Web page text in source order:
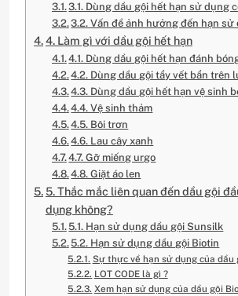
3.1. Dùng dầu gội hết hạn sử dụng
3.2. Vấn đề ảnh hưởng đến hạn sử
4. Làm gì với dầu gội hết hạn
4.1. Dùng dầu gội hết hạn đánh
4.2. Dùng dầu gội tẩy vết bẩn trên
4.3. Dùng dầu gội hết hạn vệ sinh
4.4. Vệ sinh thảm
4.5. Bôi trơn
4.6. Lau cây xanh
4.7. Gỡ miếng urgo
4.8. Giặt áo len
5. Thắc mắc liên quan đến dầu gội
dụng không?
5.1. Hạn sử dụng dầu gội Sunsilk
5.2. Hạn sử dụng dầu gội Biotin
Sự thực về hạn sử dụng của dầu
LOT CODE là gì ?
Xem hạn sử dụng của dầu gội